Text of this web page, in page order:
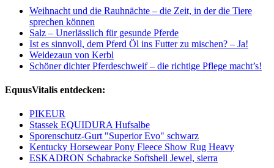
Weihnacht und die Rauhnächte – die Zeit, in der die Tiere
sprechen können
Salz – Unerlässlich für gesunde Pferde
Ist es sinnvoll, dem Pferd Öl ins Futter zu mischen? – Ja!
Weidezaun von Kerbl
Schöner dichter Pferdeschweif – die richtige Pflege macht’s!
EquusVitalis entdecken:
PIKEUR
Stassek EQUIDURA Hufsalbe
Sporenschutz-Gurt "Superior Evo" schwarz
Kentucky Horsewear Pony Fleece Show Rug Heavy
ESKADRON Schabracke Softshell Jewel, sierra